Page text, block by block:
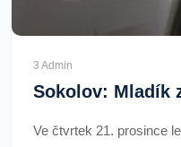
3 Admin
Ve čtvrtek 21. prosince